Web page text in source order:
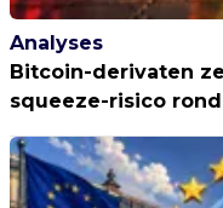
Analyses
Bitcoin-derivaten
squeeze-risico